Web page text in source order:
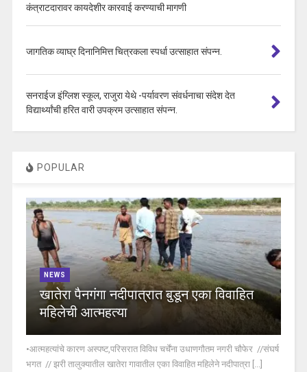
कंत्राटदारावर कायदेशीर कारवाई करण्याची मागणी
जागतिक व्याघ्र दिनानिमित्त चित्रकला स्पर्धा उत्साहात संपन्न.
सनराईज इंग्लिश स्कूल, राजुरा येथे -पर्यावरण संवर्धनाचा संदेश देत
विद्यार्थ्यांची हरित वारी उपक्रम उत्साहात संपन्न.
POPULAR
NEWS
खातेरा पैनगंगा नदीपात्रात बुडून एका विवाहित
महिलेची आत्महत्या
•आत्महत्यांचे कारण अस्पष्ट,परिसरात विविध चर्चेंना उधाणगौतम नगरी चौफेर //संघर्ष
भगत // झरी तालुक्यातील खातेरा गावातील एका विवाहित महिलेने नदीपात्रा [...]